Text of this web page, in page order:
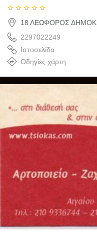
18 ΛΕΩΦΟΡΟΣ
2297022249
Ιστοσελίδα
Οδηγίες χάρτη